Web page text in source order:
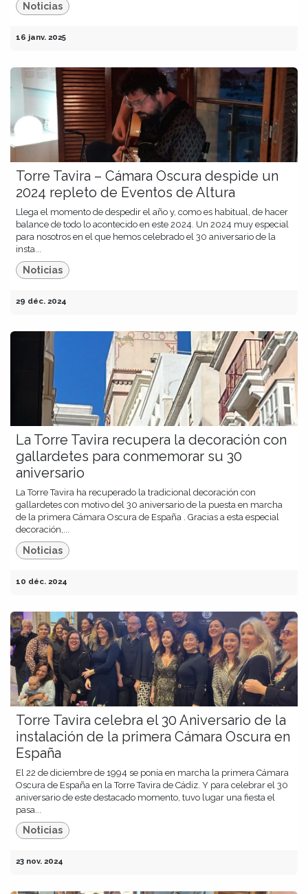
Noticias
16 janv. 2025
Torre Tavira – Cámara Oscura despide un
2024 repleto de Eventos de Altura
Llega el momento de despedir el año y, como es habitual, de hacer
balance de todo lo acontecido en este 2024. Un 2024 muy especial
para nosotros en el que hemos celebrado el 30 aniversario de la
insta...
Noticias
29 déc. 2024
La Torre Tavira recupera la decoración con
gallardetes para conmemorar su 30
aniversario
La Torre Tavira ha recuperado la tradicional decoración con
gallardetes con motivo del 30 aniversario de la puesta en marcha
de la primera Cámara Oscura de España . Gracias a esta especial
decoración,...
Noticias
10 déc. 2024
Torre Tavira celebra el 30 Aniversario de la
instalación de la primera Cámara Oscura en
España
El 22 de diciembre de 1994 se ponía en marcha la primera Cámara
Oscura de España en la Torre Tavira de Cádiz. Y para celebrar el 30
aniversario de este destacado momento, tuvo lugar una fiesta el
pasa...
Noticias
23 nov. 2024